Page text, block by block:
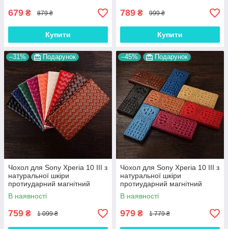
679 ₴ 879 ₴
Купити
789 ₴ 999 ₴
Купити
–31% Подарунок
Чохол для Sony Xperia 10 III з
натуральної шкіри
протиударний магнітний
книжка з підставкою
"VENETTA"
В наявності
759 ₴ 1 099 ₴
–45% Подарунок
Чохол для Sony Xperia 10 III з
натуральної шкіри
протиударний магнітний
книжка з підставкою
"CROCOHEAD"
В наявності
979 ₴ 1 779 ₴